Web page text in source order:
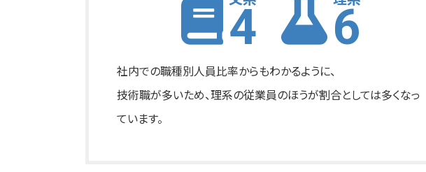
4 6
社内での職種別人員比率からもわかるように、
技術職が多いため、理系の従業員のほうが割合としては多くなっ
ています。